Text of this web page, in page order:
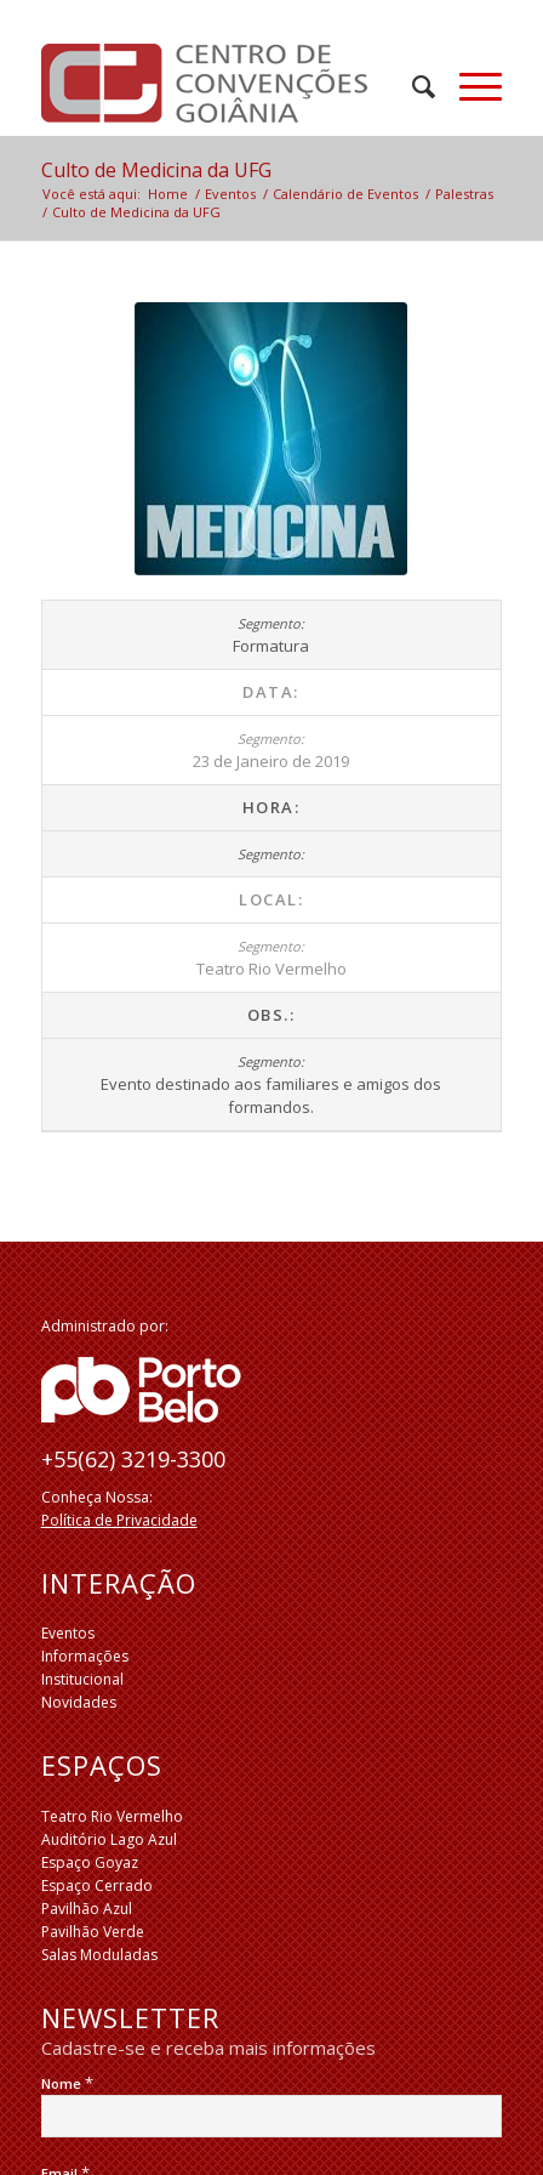
Culto de Medicina da UFG
Você está aqui: Home / Eventos / Calendário de Eventos / Palestras
/ Culto de Medicina da UFG
Formatura
DATA:
23 de Janeiro de 2019
HORA:
LOCAL:
Teatro Rio Vermelho
OBS.:
Evento destinado aos familiares e amigos dos
formandos.
Administrado por:
+55(62) 3219-3300
Conheça Nossa:
Política de Privacidade
INTERAÇÃO
Eventos
Informações
Institucional
Novidades
ESPAÇOS
Teatro Rio Vermelho
Auditório Lago Azul
Espaço Goyaz
Espaço Cerrado
Pavilhão Azul
Pavilhão Verde
Salas Moduladas
NEWSLETTER
Cadastre-se e receba mais informações
Nome*